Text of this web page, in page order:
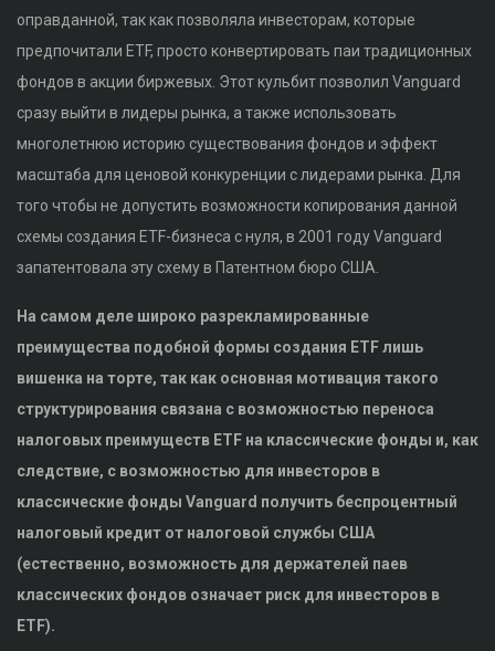
оправданной, так как позволяла инвесторам, которые
предпочитали ETF, просто конвертировать паи традиционных
фондов в акции биржевых. Этот кульбит позволил Vanguard
сразу выйти в лидеры рынка, а также использовать
многолетнюю историю существования фондов и эффект
масштаба для ценовой конкуренции с лидерами рынка. Для
того чтобы не допустить возможности копирования данной
схемы создания ETF-бизнеса с нуля, в 2001 году Vanguard
запатентовала эту схему в Патентном бюро США.
На самом деле широко разрекламированные
преимущества подобной формы создания ETF лишь
вишенка на торте, так как основная мотивация такого
структурирования связана с возможностью переноса
налоговых преимуществ ETF на классические фонды и, как
следствие, с возможностью для инвесторов в
классические фонды Vanguard получить беспроцентный
налоговый кредит от налоговой службы США
(естественно, возможность для держателей паев
классических фондов означает риск для инвесторов в
ETF).